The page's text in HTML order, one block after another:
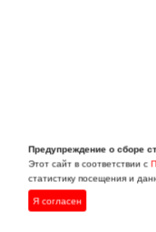
Предупреждение о сборе
Этот сайт в соответствии с
статистику посещения и
Я согласен